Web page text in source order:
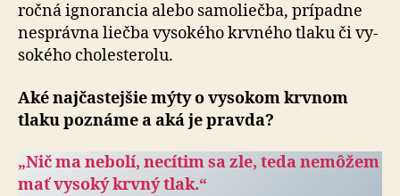
ročná igno­rancia alebo samo­liečba, prípadne
nesprávna liečba vy­so­kého krvného tlaku či vy­
so­kého cholesterolu.
Aké najčastejšie mýty o vy­so­kom krvnom
tlaku poznáme a aká je pravda?
„Nič ma nebolí, necítim sa zle, teda nemôžem
mať vysoký krvný tlak.“